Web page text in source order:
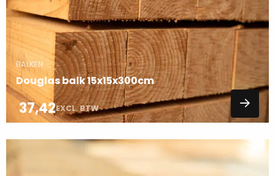
BALKEN
Douglas balk 15x15x300cm
37,42EXCL. BTW
Lees
meer